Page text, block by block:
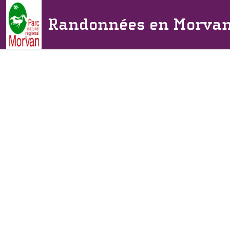
Randonnées en